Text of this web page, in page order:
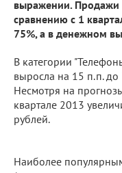
выражении. Продажи
сравнению с 1
75%, а в денежном
В категории
выросла на 15 п.п.
Несмотря на
квартале 2013
рублей.
Наиболее